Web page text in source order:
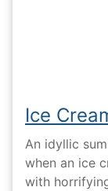
Ice
An idyllic
when an ice
with